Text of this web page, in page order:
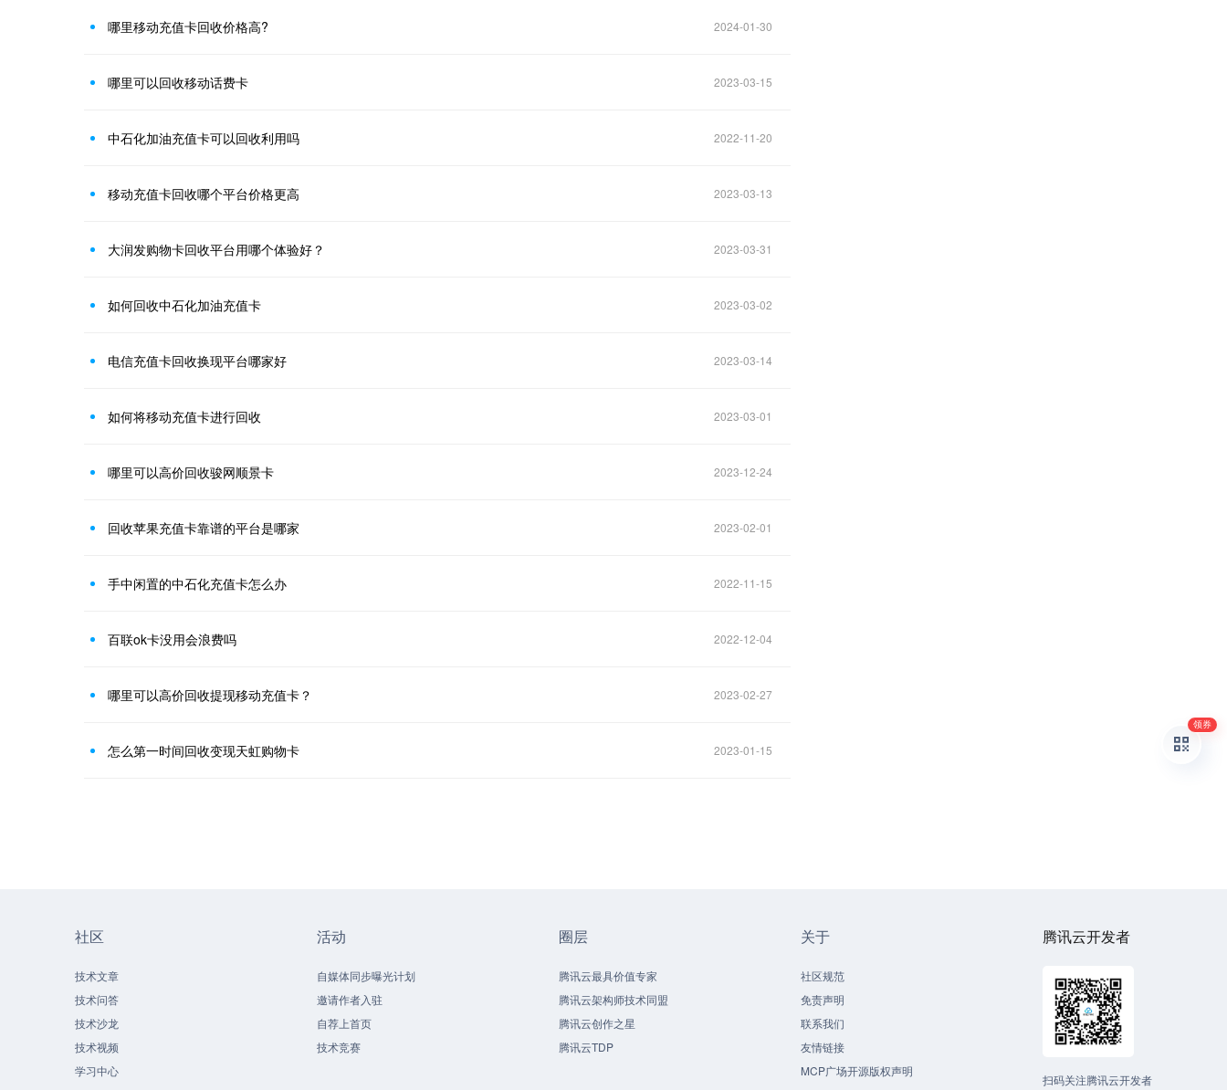
哪里移动充值卡回收价格高? 2024-01-30
哪里可以回收移动话费卡 2023-03-15
中石化加油充值卡可以回收利用吗 2022-11-20
移动充值卡回收哪个平台价格更高 2023-03-13
大润发购物卡回收平台用哪个体验好？ 2023-03-31
如何回收中石化加油充值卡 2023-03-02
电信充值卡回收换现平台哪家好 2023-03-14
如何将移动充值卡进行回收 2023-03-01
哪里可以高价回收骏网顺景卡 2023-12-24
回收苹果充值卡靠谱的平台是哪家 2023-02-01
手中闲置的中石化充值卡怎么办 2022-11-15
百联ok卡没用会浪费吗 2022-12-04
哪里可以高价回收提现移动充值卡？ 2023-02-27
怎么第一时间回收变现天虹购物卡 2023-01-15
社区
技术文章
技术问答
技术沙龙
技术视频
学习中心
活动
自媒体同步曝光计划
邀请作者入驻
自荐上首页
技术竞赛
圈层
腾讯云最具价值专家
腾讯云架构师技术同盟
腾讯云创作之星
腾讯云TDP
关于
社区规范
免责声明
联系我们
友情链接
MCP广场开源版权声明
腾讯云开发者
扫码关注腾讯云开发者
领券